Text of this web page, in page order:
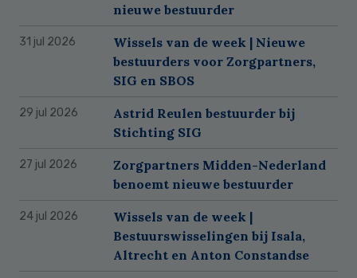
nieuwe bestuurder
31 jul 2026
Wissels van de week | Nieuwe
bestuurders voor Zorgpartners,
SIG en SBOS
29 jul 2026
Astrid Reulen bestuurder bij
Stichting SIG
27 jul 2026
Zorgpartners Midden-Nederland
benoemt nieuwe bestuurder
24 jul 2026
Wissels van de week |
Bestuurswisselingen bij Isala,
Altrecht en Anton Constandse